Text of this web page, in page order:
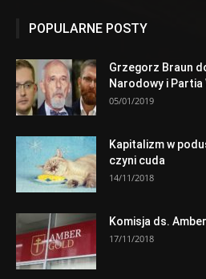
POPULARNE POSTY
Grzegorz Braun
Narodowy i
05/01/2019
Kapitalizm w
czyni cuda
14/11/2018
Komisja ds.
17/11/2018